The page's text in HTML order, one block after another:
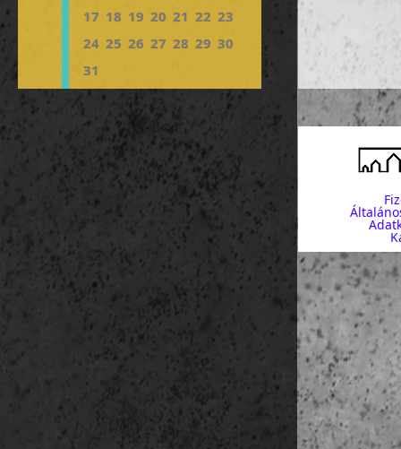
17 18 19 20 21 22 23
24 25 26 27 28 29 30
31